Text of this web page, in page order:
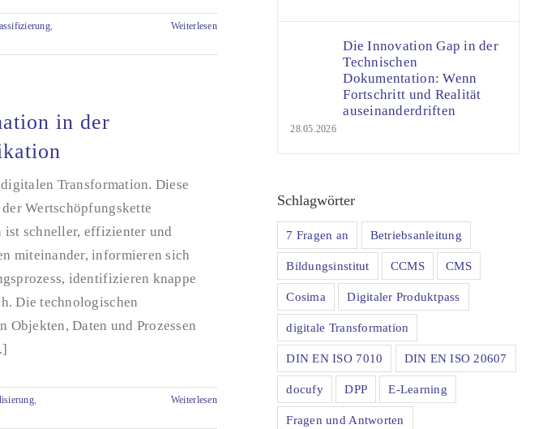
,
Weiterlesen
in der
Transformation. Diese
Wertschöpfungskette
ist schneller, effizienter und
miteinander, informieren sich
identifizieren knappe
Die technologischen
Daten und Prozessen
,
Weiterlesen
Die Innovation Gap in der
Technischen
Dokumentation: Wenn
Fortschritt und Realität
auseinanderdriften
28.05.2026
Schlagwörter
7 Fragen an Betriebsanleitung
Bildungsinstitut CCMS CMS
Cosima Digitaler Produktpass
digitale Transformation
DIN EN ISO 7010 DIN EN ISO 20607
docufy DPP E-Learning
Fragen und Antworten